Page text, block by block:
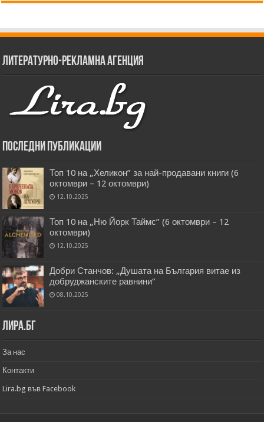
Литературно-рекламна агенция
Последни публикации
Топ 10 на „Хеликон” за най-продавани книги (6
октомври – 12 октомври)
12.10.2025
Топ 10 на „Ню Йорк Таймс” (6 октомври – 12
октомври)
12.10.2025
Добри Станчов: „Душата на България витае из
добруджанските равнини“
08.10.2025
Лира.бг
За нас
Контакти
Lira.bg във Facebook